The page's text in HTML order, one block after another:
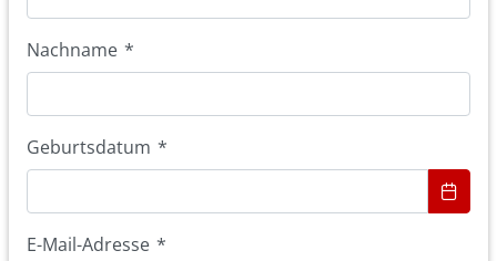
Nachname *
Geburtsdatum *
E-Mail-Adresse *